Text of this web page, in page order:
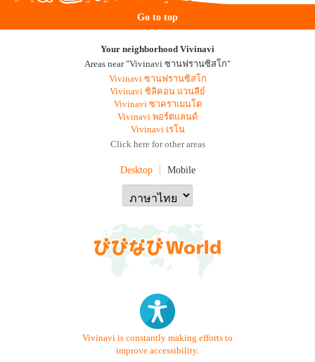
Go to top
Your neighborhood Vivinavi
Areas near "Vivinavi ซานฟรานซิสโก"
Vivinavi ซานฟรานซิสโก
Vivinavi ซิลิคอน แวนลีย์
Vivinavi ซาคราเมนโต
Vivinavi พอร์ตแลนด์
Vivinavi เรโน
Click here for other areas
Desktop Mobile
Vivinavi is constantly making efforts to
improve accessibility.